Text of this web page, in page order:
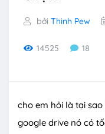
bởi Thinh Pew
14525 18
cho em hỏi là tại
google drive nó có